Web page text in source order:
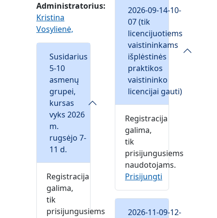
Administratorius:
Kristina
Vosylienė,
Susidarius
5-10
asmenų
grupei,
kursas
vyks 2026
m.
rugsėjo 7-
11 d.
Registracija
galima,
tik
prisijungusiems
2026-09-14-10-
07 (tik
licencijuotiems
vaistininkams
išplėstinės
praktikos
vaistininko
licencijai gauti)
Registracija
galima,
tik
prisijungusiems
naudotojams.
Prisijungti
2026-11-09-12-